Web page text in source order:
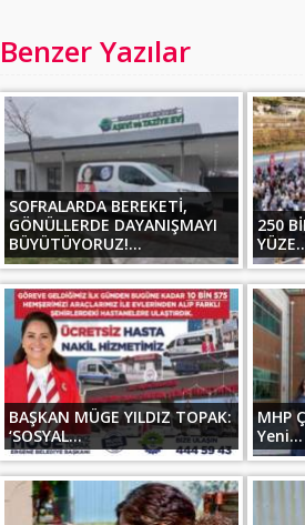
Benzer Yazılar
SOFRALARDA BEREKETİ,
GÖNÜLLERDE DAYANIŞMAYI
BÜYÜTÜYORUZ!...
250
BAŞKAN MÜGE YILDIZ TOPAK:
‘SOSYAL...
MHP
Yeni...